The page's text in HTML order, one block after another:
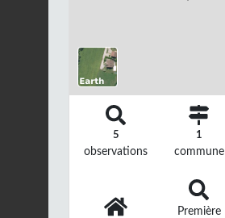
5
observations
1
commune
Première